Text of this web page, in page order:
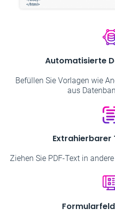
Automatisierte
Befüllen Sie Vorlagen wie
aus
Extrahierbarer
Ziehen Sie PDF-Text in